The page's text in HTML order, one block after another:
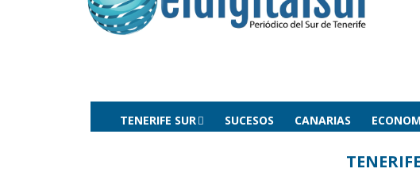
TENERIFE SUR SUCESOS CANARIAS
TENERIFE